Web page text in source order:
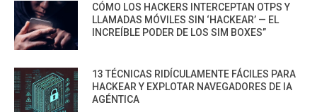
CÓMO LOS HACKERS INTERCEPTAN OTPS Y
LLAMADAS MÓVILES SIN ‘HACKEAR’ — EL
INCREÍBLE PODER DE LOS SIM BOXES”
13 TÉCNICAS RIDÍCULAMENTE FÁCILES PARA
HACKEAR Y EXPLOTAR NAVEGADORES DE IA
AGÉNTICA